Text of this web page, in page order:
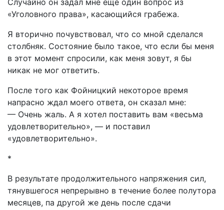
Случайно он задал мне еще один вопрос из
«Уголовного права», касающийся грабежа.
Я вторично почувствовал, что со мной сделался
столбняк. Состояние было такое, что если бы меня
в этот момент спросили, как меня зовут, я бы
никак не мог ответить.
После того как Фойницкий некоторое время
напрасно ждал моего ответа, он сказал мне:
— Очень жаль. А я хотел поставить вам «весьма
удовлетворительно», — и поставил
«удовлетворительно».
*
В результате продолжительного напряжения сил,
тянувшегося непрерывно в течение более полутора
месяцев, па другой же день после сдачи